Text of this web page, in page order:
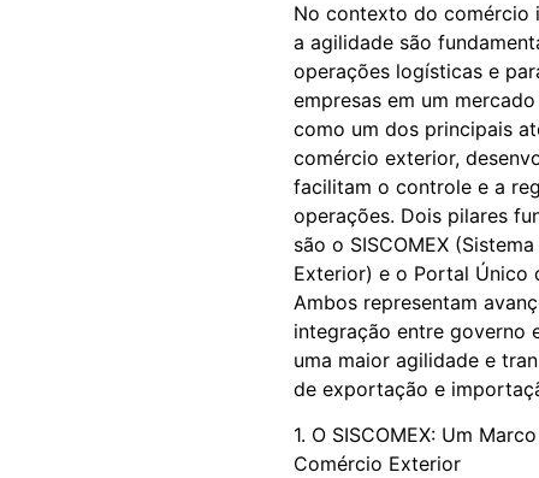
No contexto do comércio
a agilidade são
operações logísticas e
empresas em um
como um dos principais
comércio exterior,
facilitam o controle e a
operações. Dois pilares
são o SISCOMEX
Exterior) e o Portal Único
Ambos representam
integração entre governo
uma maior agilidade e
de exportação e
1. O SISCOMEX: Um
Comércio Exterior